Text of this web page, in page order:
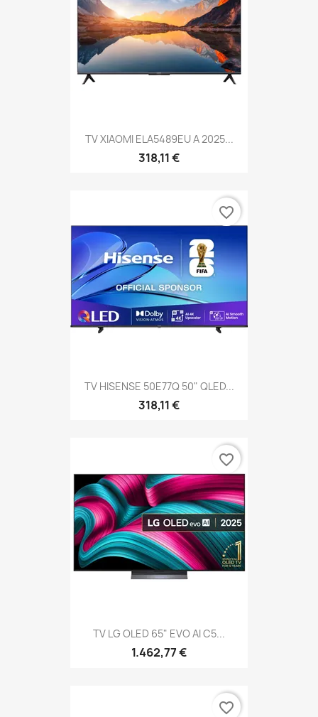
TV XIAOMI ELA5489EU A 2025...
318,11 €
TV HISENSE 50E77Q 50" QLED...
318,11 €
favorite_border
TV LG OLED 65" EVO AI C5...
1.462,77 €
favorite_border
favorite_border